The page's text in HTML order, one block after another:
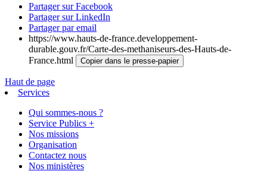
Partager sur Facebook
Partager sur LinkedIn
Partager par email
https://www.hauts-de-france.developpement-
durable.gouv.fr/Carte-des-methaniseurs-des-Hauts-de-
France.html
Copier dans le presse-papier
Haut de page
Services
Qui sommes-nous ?
Service Publics +
Nos missions
Organisation
Contactez nous
Nos ministères